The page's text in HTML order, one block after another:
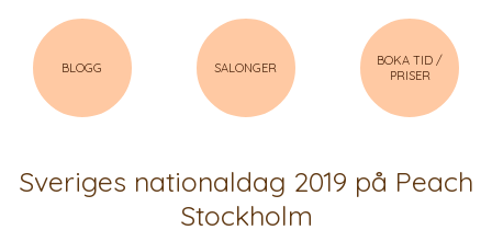
BLOGG SALONGER
BOKA TID /
PRISER
Sveriges nationaldag 2019 på Peach
Stockholm